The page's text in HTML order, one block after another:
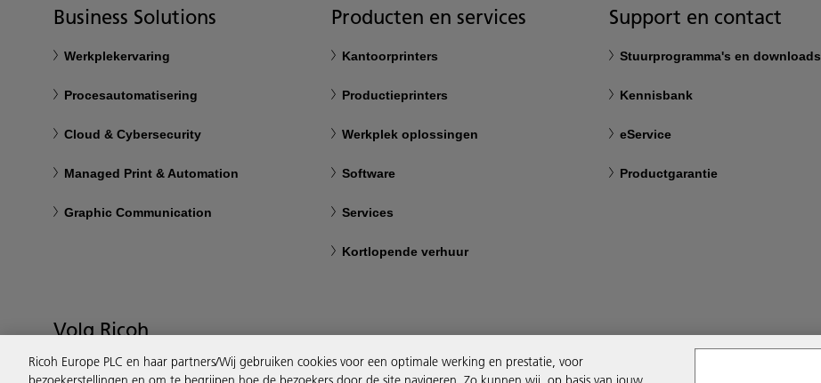
Business Solutions
Werkplekervaring
Procesautomatisering
Cloud & Cybersecurity
Managed Print & Automation
Graphic Communication
Producten en services
Kantoorprinters
Productieprinters
Werkplek oplossingen
Software
Services
Kortlopende verhuur
Support en contact
Stuurprogramma's en downloads
Kennisbank
eService
Productgarantie
Volg Ricoh
Ricoh Europe PLC en haar partners/Wij gebruiken cookies voor een optimale werking en prestatie, voor